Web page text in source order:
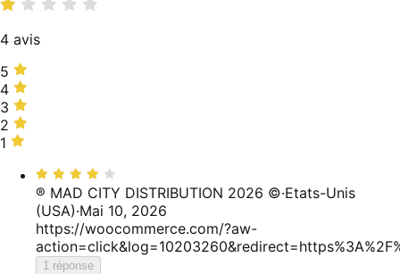
des
4 avis
5 étoiles,
0 %
des
avis
5
4 étoiles,
25 %
des
avis
4
3 étoiles,
0 %
des
3
2 étoiles,
0 %
avis
2
1 étoile,
des
1
Noté
4
sur
5
® MAD CITY DISTRIBUTION 2026 ©·Etats-Unis
(USA)·Mai 10, 2026
https://woocommerce.com/?aw-
1 réponse